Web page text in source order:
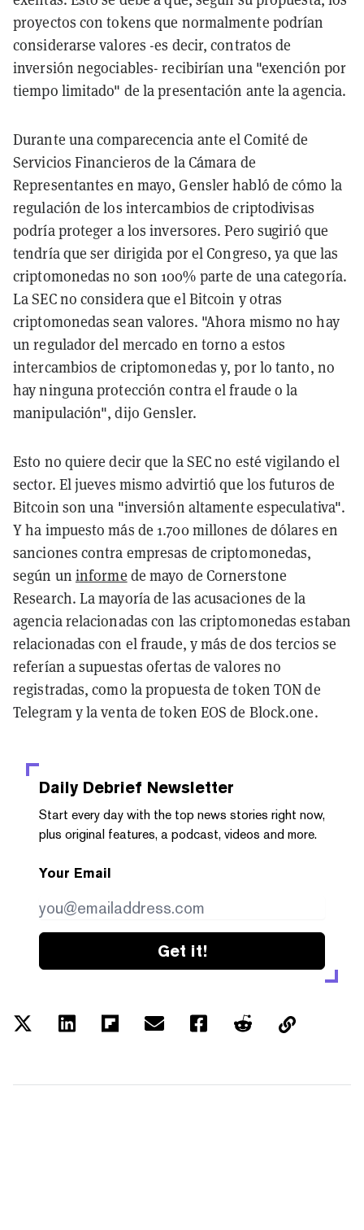
proyectos con tokens que normalmente podrían
considerarse valores -es decir, contratos de
inversión negociables- recibirían una "exención por
tiempo limitado" de la presentación ante la agencia.
Durante una comparecencia ante el Comité de
Servicios Financieros de la Cámara de
Representantes en mayo, Gensler habló de cómo la
regulación de los intercambios de criptodivisas
podría proteger a los inversores. Pero sugirió que
tendría que ser dirigida por el Congreso, ya que las
criptomonedas no son 100% parte de una categoría.
La SEC no considera que el Bitcoin y otras
criptomonedas sean valores. "Ahora mismo no hay
un regulador del mercado en torno a estos
intercambios de criptomonedas y, por lo tanto, no
hay ninguna protección contra el fraude o la
manipulación", dijo Gensler.
Esto no quiere decir que la SEC no esté vigilando el
sector. El jueves mismo advirtió que los futuros de
Bitcoin son una "inversión altamente especulativa".
Y ha impuesto más de 1.700 millones de dólares en
sanciones contra empresas de criptomonedas,
según un informe de mayo de Cornerstone
Research. La mayoría de las acusaciones de la
agencia relacionadas con las criptomonedas estaban
relacionadas con el fraude, y más de dos tercios se
referían a supuestas ofertas de valores no
registradas, como la propuesta de token TON de
Telegram y la venta de token EOS de Block.one.
Daily Debrief Newsletter
Start every day with the top news stories right now,
plus original features, a podcast, videos and more.
Your Email
Get it!